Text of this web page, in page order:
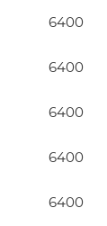
6400
6400
6400
6400
6400